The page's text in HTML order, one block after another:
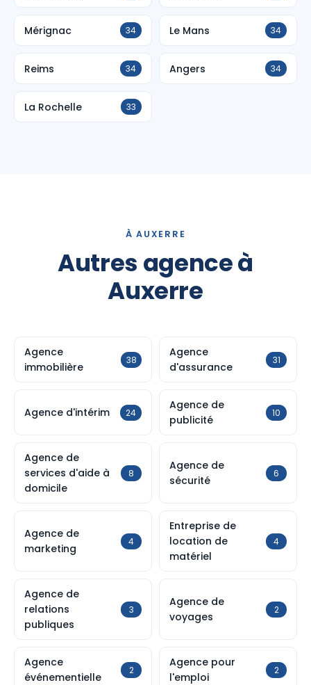
Mérignac 34 Le Mans 34
Reims 34 Angers 34
La Rochelle 33
À AUXERRE
Autres agence à
Auxerre
Agence
immobilière
38
Agence
d'assurance
31
Agence d'intérim 24
Agence de
publicité
10
Agence de
services d'aide à
domicile
8
Agence de
sécurité
6
Agence de
marketing
4
Entreprise de
location de
matériel
4
Agence de
relations
publiques
3
Agence de
voyages
2
Agence
événementielle
2
Agence pour
l'emploi
2